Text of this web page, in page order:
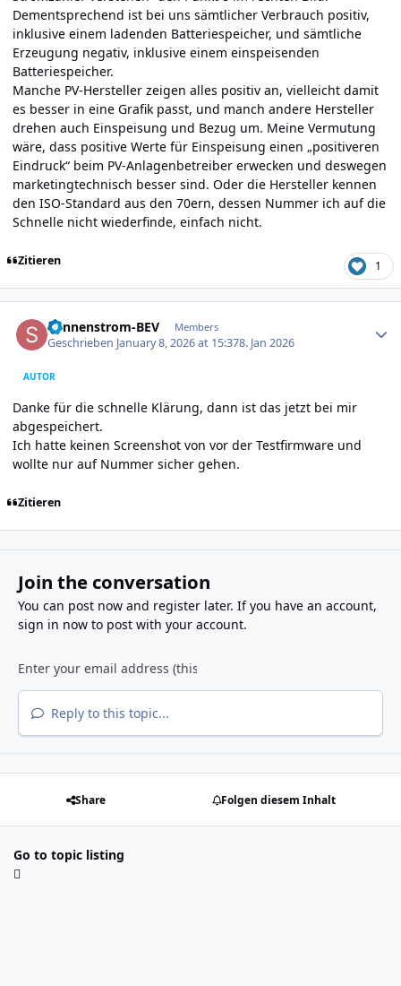
Dementsprechend ist bei uns sämtlicher Verbrauch positiv,
inklusive einem ladenden Batteriespeicher, und sämtliche
Erzeugung negativ, inklusive einem einspeisenden
Batteriespeicher.
Manche PV-Hersteller zeigen alles positiv an, vielleicht damit
es besser in eine Grafik passt, und manch andere Hersteller
drehen auch Einspeisung und Bezug um. Meine Vermutung
wäre, dass positive Werte für Einspeisung einen „positiveren
Eindruck“ beim PV-Anlagenbetreiber erwecken und deswegen
marketingtechnisch besser sind. Oder die Hersteller kennen
den ISO-Standard aus den 70ern, dessen Nummer ich auf die
Schnelle nicht wiederfinde, einfach nicht.
Zitieren 1
Sonnenstrom-BEV Members
Geschrieben January 8, 2026 at 15:378. Jan 2026
AUTOR
Danke für die schnelle Klärung, dann ist das jetzt bei mir
abgespeichert.
Ich hatte keinen Screenshot von vor der Testfirmware und
wollte nur auf Nummer sicher gehen.
Zitieren
Join the conversation
You can post now and register later. If you have an account,
sign in nowto post with your account.
Reply to this topic...
Share Folgen diesem Inhalt
Go to topic listing